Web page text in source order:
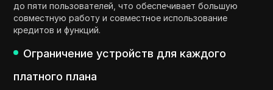
до пяти пользователей, что обеспечивает большую
совместную работу и совместное использование
кредитов и функций.
Ограничение устройств для каждого
платного плана